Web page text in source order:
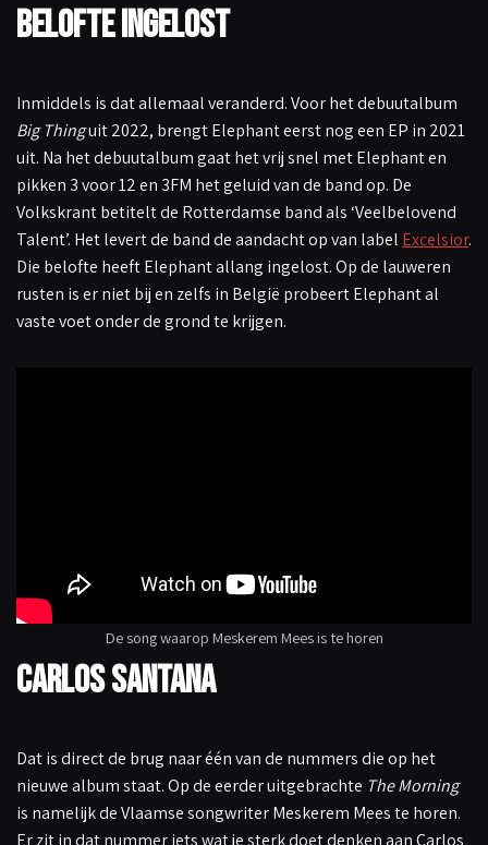
Belofte ingelost
Inmiddels is dat allemaal veranderd. Voor het debuutalbum
Big Thinguit 2022, brengt Elephant eerst nog een EP in 2021
uit. Na het debuutalbum gaat het vrij snel met Elephant en
pikken 3 voor 12 en 3FM het geluid van de band op. De
Volkskrant betitelt de Rotterdamse band als ‘Veelbelovend
Talent’. Het levert de band de aandacht op van label Excelsior.
Die belofte heeft Elephant allang ingelost. Op de lauweren
rusten is er niet bij en zelfs in België probeert Elephant al
vaste voet onder de grond te krijgen.
De song waarop Meskerem Mees is te horen
Carlos Santana
Dat is direct de brug naar één van de nummers die op het
nieuwe album staat. Op de eerder uitgebrachte The Morning
is namelijk de Vlaamse songwriter Meskerem Mees te horen.
Er zit in dat nummer iets wat je sterk doet denken aan Carlos